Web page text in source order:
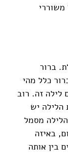
ברור
כלל מהי
לילה זה. רוב
הלילה יש
מסמל
באיזה
בין אותה